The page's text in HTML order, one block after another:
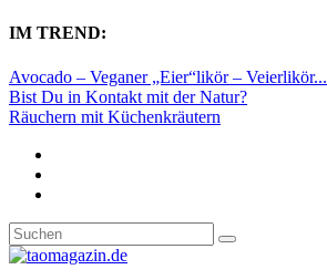
IM TREND:
Avocado – Veganer „Eier“likör – Veierlikör...
Bist Du in Kontakt mit der Natur?
Räuchern mit Küchenkräutern